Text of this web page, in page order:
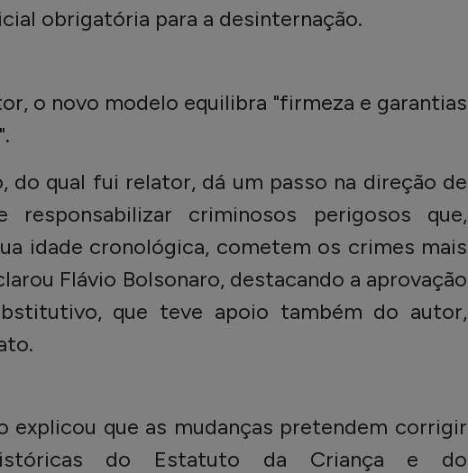
obrigatória para a desinternação.
o novo modelo equilibra "firmeza e garantias
qual fui relator, dá um passo na direção de
criminosos perigosos que,
idade cronológica, cometem os crimes mais
Flávio Bolsonaro, destacando a aprovação
que teve apoio também do autor,
explicou que as mudanças pretendem corrigir
do Estatuto da Criança e do